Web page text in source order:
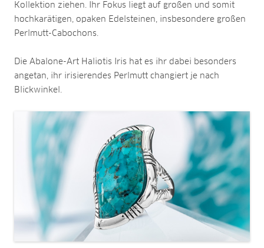
Kollektion ziehen. Ihr Fokus liegt auf großen und somit
hochkarätigen, opaken Edelsteinen, insbesondere großen
Perlmutt-Cabochons.
Die Abalone-Art Haliotis Iris hat es ihr dabei besonders
angetan, ihr irisierendes Perlmutt changiert je nach
Blickwinkel.